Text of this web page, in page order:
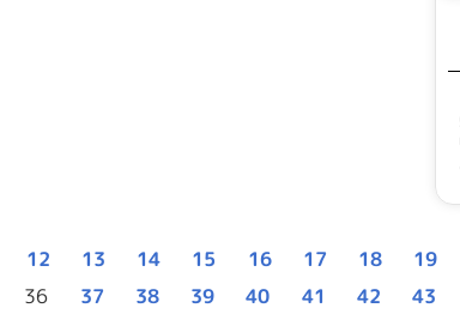
12 13 14 15 16 17 18 19
36 37 38 39 40 41 42 43